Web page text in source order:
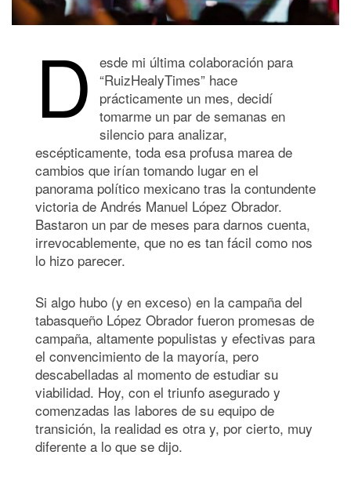
D esde mi última colaboración para
“RuizHealyTimes” hace
prácticamente un mes, decidí
tomarme un par de semanas en
silencio para analizar,
escépticamente, toda esa profusa marea de
cambios que irían tomando lugar en el
panorama político mexicano tras la contundente
victoria de Andrés Manuel López Obrador.
Bastaron un par de meses para darnos cuenta,
irrevocablemente, que no es tan fácil como nos
lo hizo parecer.
Si algo hubo (y en exceso) en la campaña del
tabasqueño López Obrador fueron promesas de
campaña, altamente populistas y efectivas para
el convencimiento de la mayoría, pero
descabelladas al momento de estudiar su
viabilidad. Hoy, con el triunfo asegurado y
comenzadas las labores de su equipo de
transición, la realidad es otra y, por cierto, muy
diferente a lo que se dijo.